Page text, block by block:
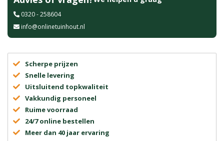
0320 - 258604
info@onlinetuinhout.nl
Scherpe prijzen
Snelle levering
Uitsluitend topkwaliteit
Vakkundig personeel
Ruime voorraad
24/7 online bestellen
Meer dan 40 jaar ervaring